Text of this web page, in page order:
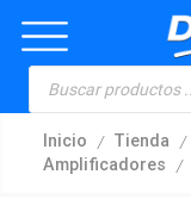
Inicio / Tienda /
Amplificadores /